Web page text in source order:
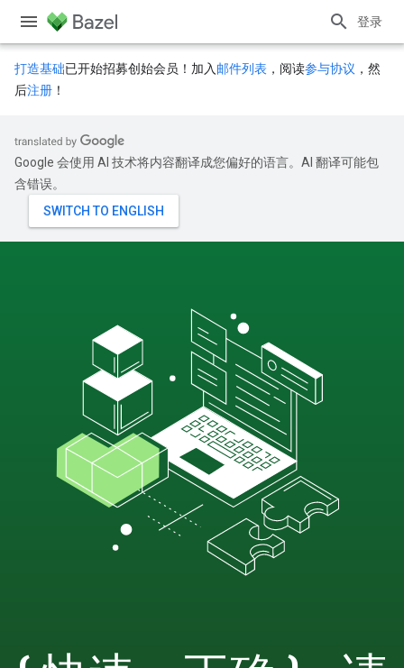
登录
打造基础已开始招募创始会员！加入 邮件列表 ，阅读参与协议 ，然
后注册 ！
Google 会使用 AI 技术将内容翻译成您偏好的语言。AI 翻译可能包
含错误。